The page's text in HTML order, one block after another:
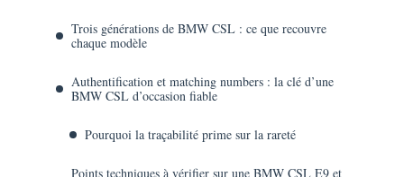
Trois générations de BMW CSL : ce que recouvre
chaque modèle
Authentification et matching numbers : la clé d’une
BMW CSL d’occasion fiable
Pourquoi la traçabilité prime sur la rareté
Points techniques à vérifier sur une BMW CSL E9 et